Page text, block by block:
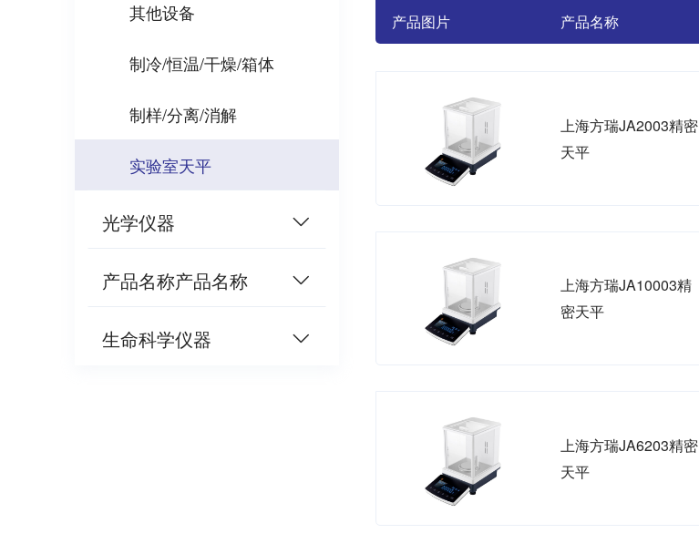
其他设备
制冷/恒温/干燥/箱体
制样/分离/消解
实验室天平
光学仪器
产品名称产品名称
生命科学仪器
产品图片 产品名称
上海方瑞JA2003精密
天平
上海方瑞JA10003精
密天平
上海方瑞JA6203精密
天平